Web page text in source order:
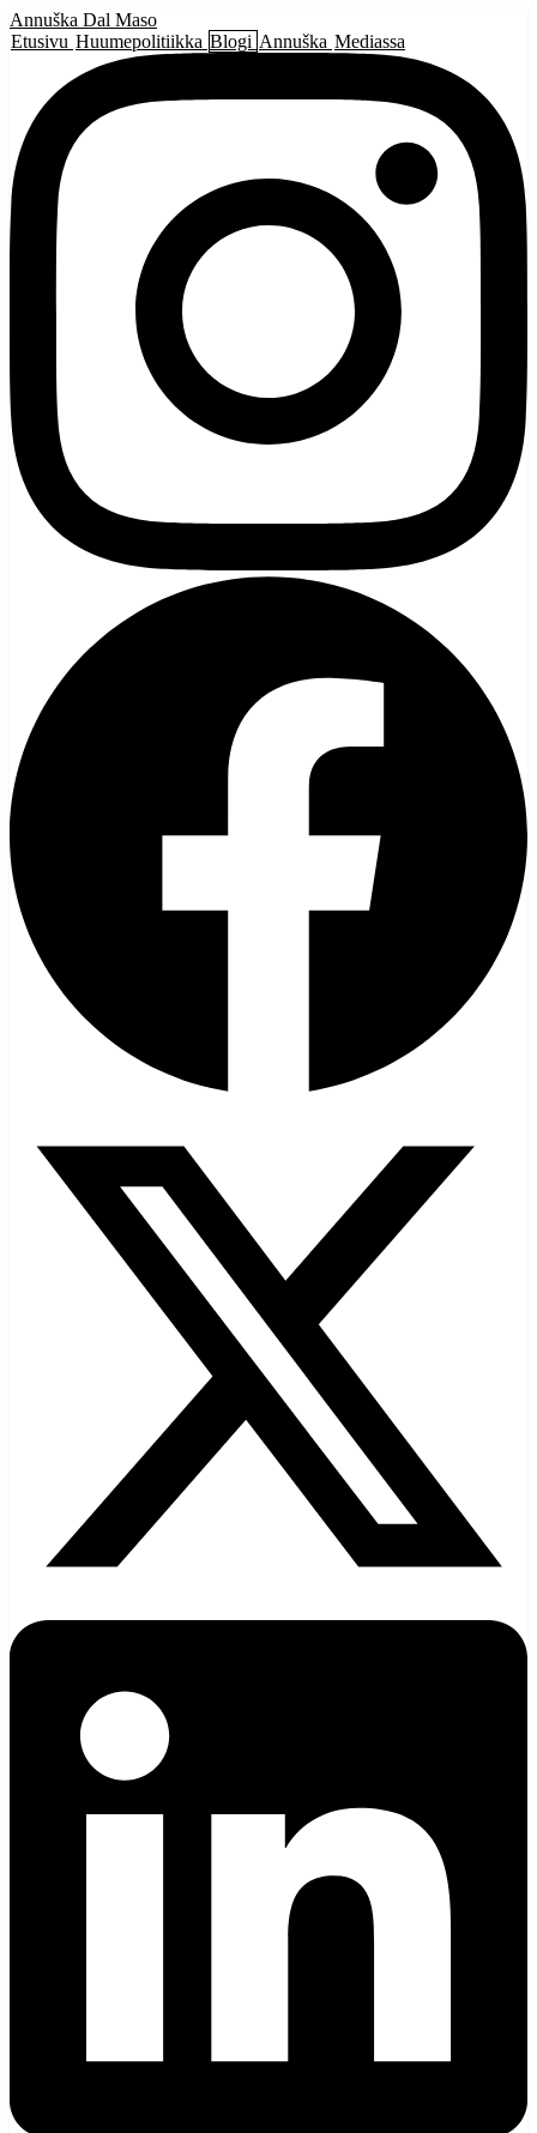
Annuška Dal Maso
Etusivu Huumepolitiikka Blogi Annuška Mediassa